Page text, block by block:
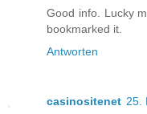
Good info. Lucky
bookmarked it.
Antworten
casinositenet 25.